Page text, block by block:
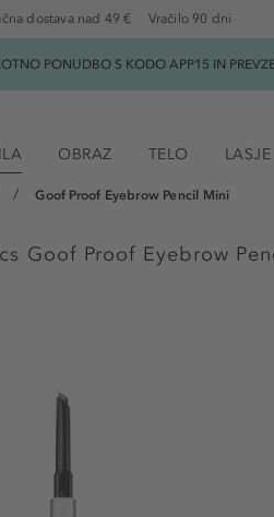
dostava nad 49 € Vračilo 90 dni
PONUDBO S KODO APP15 IN
OBRAZ TELO LASJE
Goof Proof Eyebrow Pencil Mini
Goof Proof Eyebrow